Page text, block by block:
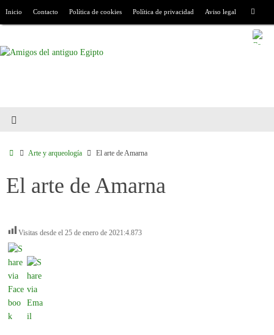
Inicio Contacto Política de cookies Política de privacidad Aviso legal
Arte y arqueología El arte de Amarna
El arte de Amarna
Visitas desde el 25 de enero de 2021:4.873